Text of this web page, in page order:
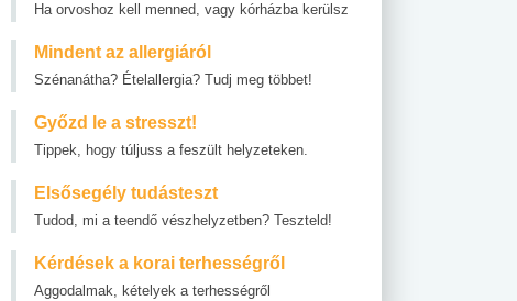
Ha orvoshoz kell menned, vagy kórházba kerülsz
Mindent az allergiáról
Szénanátha? Ételallergia? Tudj meg többet!
Győzd le a stresszt!
Tippek, hogy túljuss a feszült helyzeteken.
Elsősegély tudásteszt
Tudod, mi a teendő vészhelyzetben? Teszteld!
Kérdések a korai terhességről
Aggodalmak, kételyek a terhességről